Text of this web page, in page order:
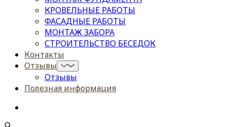
КРОВЕЛЬНЫЕ РАБОТЫ
ФАСАДНЫЕ РАБОТЫ
МОНТАЖ ЗАБОРА
СТРОИТЕЛЬСТВО БЕСЕДОК
Контакты
Отзывы
Отзывы
Полезная информация